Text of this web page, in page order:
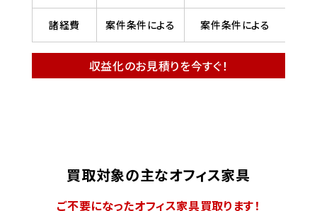
諸経費 案件条件による 案件条件による
収益化のお見積りを今すぐ！
買取対象の主なオフィス家具
ご不要になったオフィス家具買取ります！